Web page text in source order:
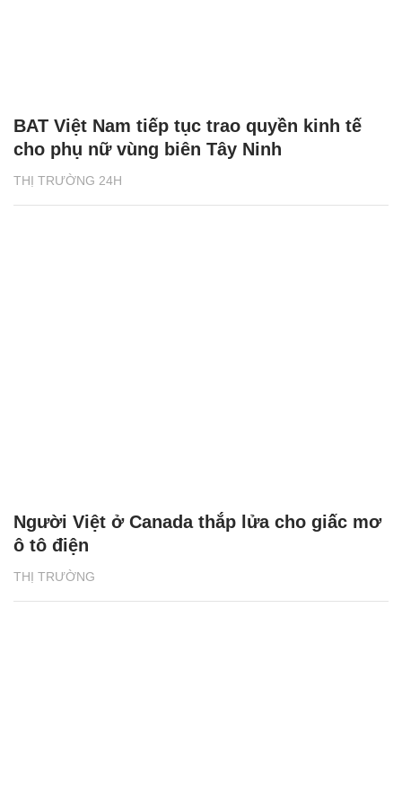
THỊ TRƯỜNG 24H
BAT Việt Nam tiếp tục trao quyền kinh tế
cho phụ nữ vùng biên Tây Ninh
THỊ TRƯỜNG
Người Việt ở Canada thắp lửa cho giấc mơ
ô tô điện